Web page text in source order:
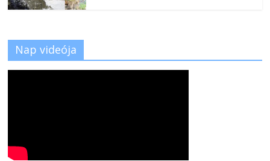
Nap videója